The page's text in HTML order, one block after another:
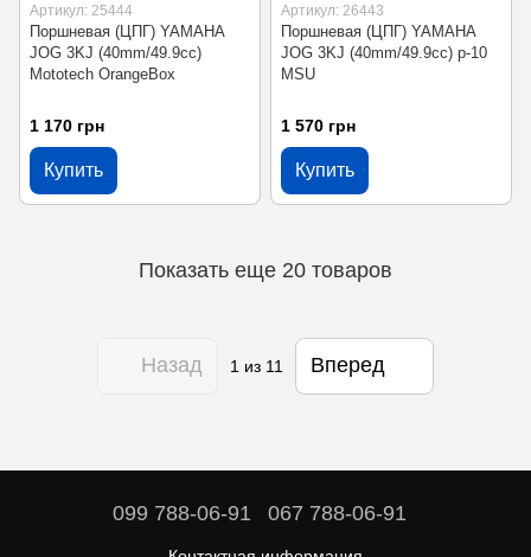
Артикул: 25444
Поршневая (ЦПГ) YAMAHA
JOG 3KJ (40mm/49.9cc)
Mototech OrangeBox
1 170 грн
Купить
Артикул: 26443
Поршневая (ЦПГ) YAMAHA
JOG 3KJ (40mm/49.9cc) p-10
MSU
1 570 грн
Купить
Показать еще 20 товаров
Назад 1 из 11 Вперед
099 788-06-91 067 788-06-91